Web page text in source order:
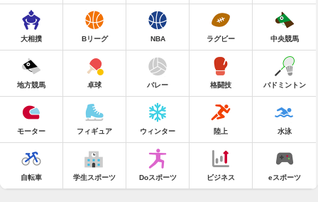
大相撲 Bリーグ NBA ラグビー 中央競馬
地方競馬 卓球 バレー 格闘技 バドミントン
モーター フィギュア ウィンター 陸上 水泳
自転車 学生スポーツ Doスポーツ ビジネス eスポーツ